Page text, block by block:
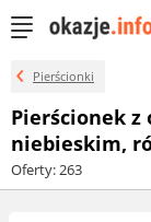
Pierścionki
Pierścionek z
niebieskim,
Oferty: 263